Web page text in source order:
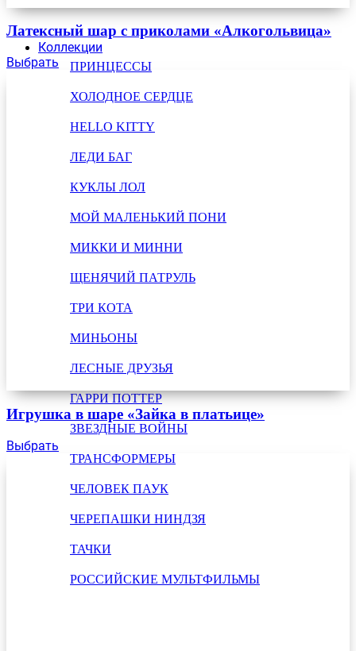
Коллекции
ПРИНЦЕССЫ
ХОЛОДНОЕ СЕРДЦЕ
HELLO KITTY
ЛЕДИ БАГ
КУКЛЫ ЛОЛ
МОЙ МАЛЕНЬКИЙ ПОНИ
МИККИ И МИННИ
ЩЕНЯЧИЙ ПАТРУЛЬ
ТРИ КОТА
МИНЬОНЫ
ЛЕСНЫЕ ДРУЗЬЯ
ГАРРИ ПОТТЕР
ЗВЕЗДНЫЕ ВОЙНЫ
ТРАНСФОРМЕРЫ
ЧЕЛОВЕК ПАУК
ЧЕРЕПАШКИ НИНДЗЯ
ТАЧКИ
РОССИЙСКИЕ МУЛЬТФИЛЬМЫ
Латексный шар с приколами «Алкогольвица»
Выбрать
Игрушка в шаре «Зайка в платьице»
Выбрать